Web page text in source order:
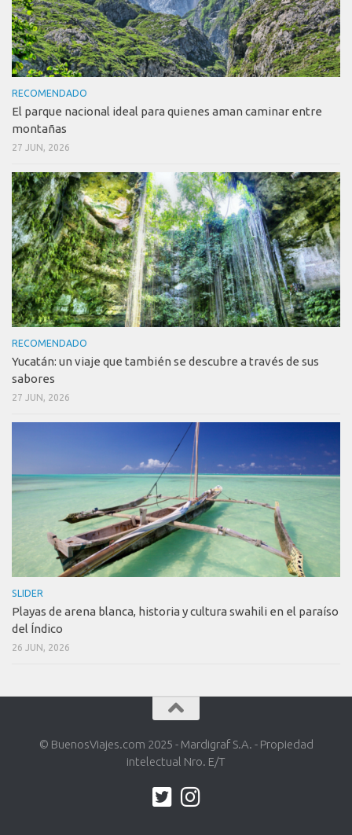
RECOMENDADO
El parque nacional ideal para quienes aman caminar entre
montañas
27 JUN, 2026
RECOMENDADO
Yucatán: un viaje que también se descubre a través de sus
sabores
27 JUN, 2026
SLIDER
Playas de arena blanca, historia y cultura swahili en el paraíso
del Índico
26 JUN, 2026
© BuenosViajes.com 2025 - Mardigraf S.A. - Propiedad
intelectual Nro. E/T